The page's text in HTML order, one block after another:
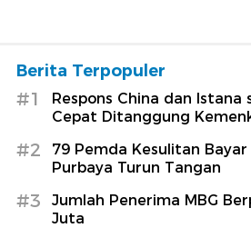
Berita Terpopuler
#1
Respons China dan
Cepat Ditanggung
#2
79 Pemda Kesulitan Bayar
Purbaya Turun Tangan
#3
Jumlah Penerima MBG
Juta